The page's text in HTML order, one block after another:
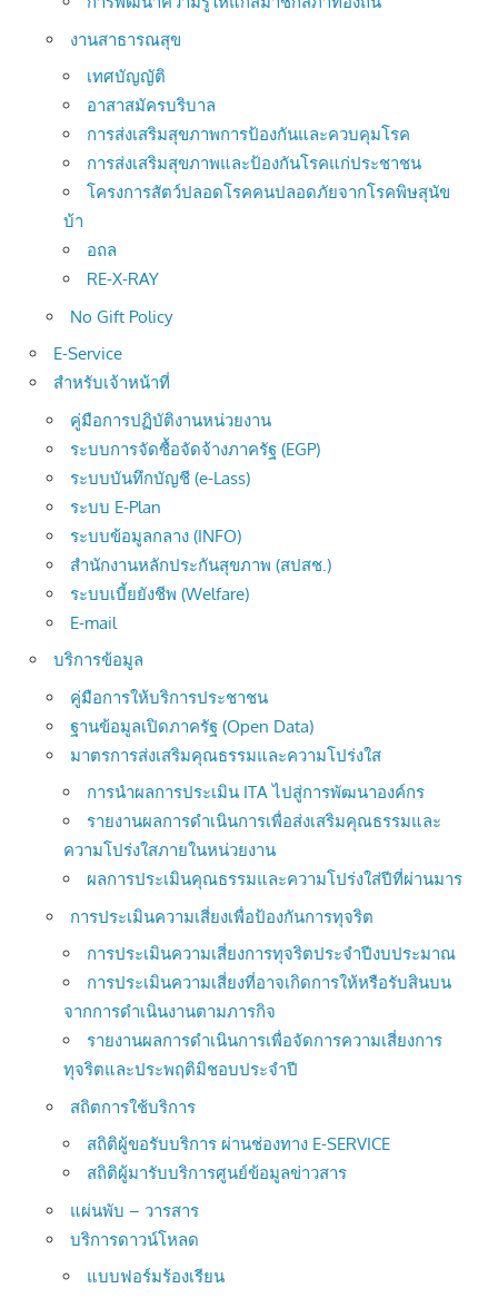
งานสาธารณสุข
เทศบัญญัติ
อาสาสมัครบริบาล
การส่งเสริมสุขภาพการป้องกันและควบคุมโรค
การส่งเสริมสุขภาพและป้องกันโรคแก่ประชาชน
โครงการสัตว์ปลอดโรคคนปลอดภัยจากโรคพิษสุนัข
บ้า
อถล
RE-X-RAY
No Gift Policy
E-Service
สำหรับเจ้าหน้าที่
คู่มือการปฏิบัติงานหน่วยงาน
ระบบการจัดซื้อจัดจ้างภาครัฐ (EGP)
ระบบบันทึกบัญชี (e-Lass)
ระบบ E-Plan
ระบบข้อมูลกลาง (INFO)
สำนักงานหลักประกันสุขภาพ (สปสช.)
ระบบเบี้ยยังชีพ (Welfare)
E-mail
บริการข้อมูล
คู่มือการให้บริการประชาชน
ฐานข้อมูลเปิดภาครัฐ (Open Data)
มาตรการส่งเสริมคุณธรรมและความโปร่งใส
การนำผลการประเมิน ITA ไปสู่การพัฒนาองค์กร
รายงานผลการดำเนินการเพื่อส่งเสริมคุณธรรมและ
ความโปร่งใสภายในหน่วยงาน
ผลการประเมินคุณธรรมและความโปร่งใส่ปีที่ผ่านมาร
การประเมินความเสี่ยงเพื่อป้องกันการทุจริต
การประเมินความเสี่ยงการทุจริตประจำปีงบประมาณ
การประเมินความเสี่ยงที่อาจเกิดการให้หรือรับสินบน
จากการดำเนินงานตามภารกิจ
รายงานผลการดำเนินการเพื่อจัดการความเสี่ยงการ
ทุจริตและประพฤติมิชอบประจำปี
สถิตการใช้บริการ
สถิติผู้ขอรับบริการ ผ่านช่องทาง E-SERVICE
สถิติผู้มารับบริการศูนย์ข้อมูลข่าวสาร
แผ่นพับ – วารสาร
บริการดาวน์โหลด
แบบฟอร์มร้องเรียน